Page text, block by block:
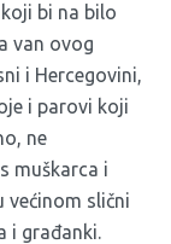
bi na bilo
van ovog
i Hercegovini,
i parovi koji
ne
muškarca i
većinom slični
i građanki.